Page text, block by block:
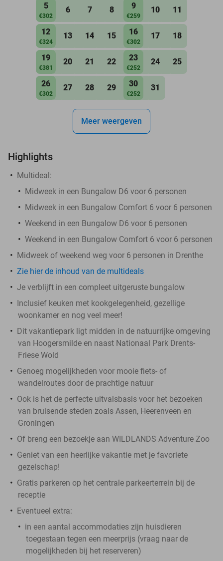
5
€302
6 7 8 9
€259
10 11
12
€324
13 14 15 16
€302
17 18
19
€381
20 21 22 23
€252
24 25
26
€302
27 28 29 30
€252
31
Meer weergeven
Highlights
Multideal:
Midweek in een Bungalow D6 voor 6 personen
Midweek in een Bungalow Comfort 6 voor 6 personen
Weekend in een Bungalow D6 voor 6 personen
Weekend in een Bungalow Comfort 6 voor 6 personen
Midweek of weekend weg voor 6 personen in Drenthe
Zie hier de inhoud van de multideals
Je verblijft in een compleet uitgeruste bungalow
Inclusief keuken met kookgelegenheid, gezellige
woonkamer en nog veel meer!
Dit vakantiepark ligt midden in de natuurrijke omgeving
van Hoogersmilde en naast Nationaal Park Drents-
Friese Wold
Genoeg mogelijkheden voor mooie fiets- of
wandelroutes door de prachtige natuur
Ook is het de perfecte uitvalsbasis voor het bezoeken
van bruisende steden zoals Assen, Heerenveen en
Groningen
Of breng een bezoekje aan WILDLANDS Adventure Zoo
Geniet van een heerlijke vakantie met je favoriete
gezelschap!
Gratis parkeren op het centrale parkeerterrein bij de
receptie
Eventueel extra:
in een aantal accommodaties zijn huisdieren
toegestaan tegen een meerprijs (vraag naar de
mogelijkheden bij het reserveren)